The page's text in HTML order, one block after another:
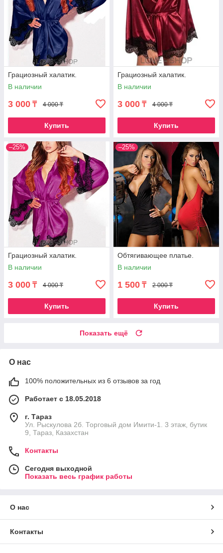
Грациозный халатик.
В наличии
3 000 ₸ 4 000 ₸
Купить
Грациозный халатик.
В наличии
3 000 ₸ 4 000 ₸
Купить
–25%
Грациозный халатик.
В наличии
3 000 ₸ 4 000 ₸
Купить
–25%
Обтягивающее платье.
В наличии
1 500 ₸ 2 000 ₸
Купить
Показать ещё
О нас
100% положительных из 6 отзывов за год
Работает с 18.05.2018
г. Тараз
Ул. Рыскулова 2б. Торговый дом Имити-1. 3 этаж, бутик
9, Тараз, Казахстан
Контакты
Сегодня выходной
Показать весь график работы
О нас
Контакты